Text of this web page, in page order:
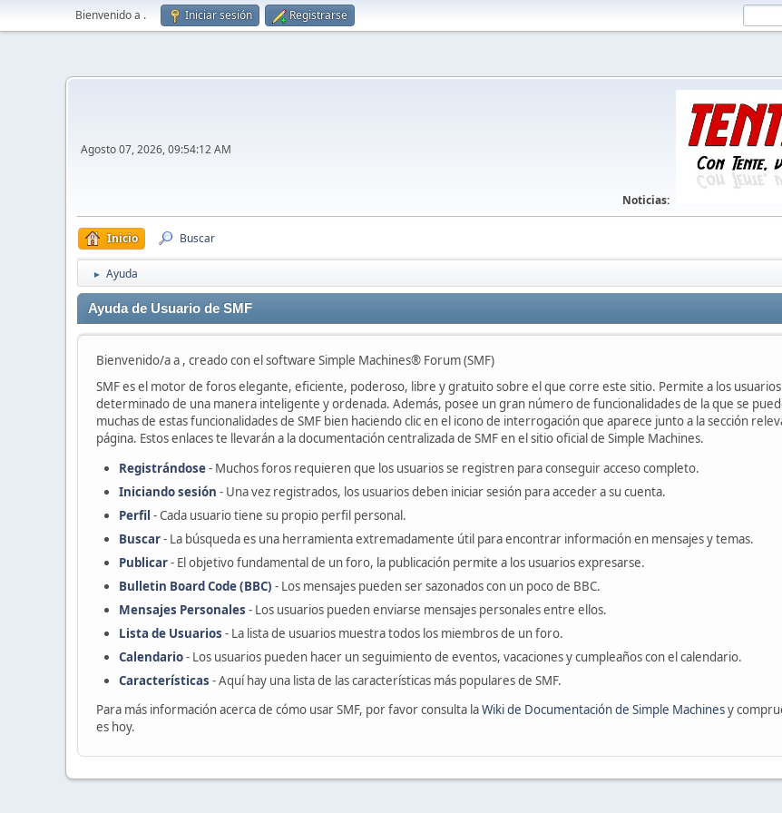
Bienvenido a . Iniciar sesión Registrarse
Agosto 07, 2026, 09:54:12 AM
Noticias:
Inicio Buscar
► Ayuda
Ayuda de Usuario de SMF
Bienvenido/a a , creado con el software Simple Machines® Forum (SMF)
SMF es el motor de foros elegante, eficiente, poderoso, libre y gratuito sobre el que corre este sitio. Permite a los
determinado de una manera inteligente y ordenada. Además, posee un gran número de funcionalidades de la que se
muchas de estas funcionalidades de SMF bien haciendo clic en el icono de interrogación que aparece junto a la sección
página. Estos enlaces te llevarán a la documentación centralizada de SMF en el sitio oficial de Simple Machines.
Registrándose- Muchos foros requieren que los usuarios se registren para conseguir acceso completo.
Iniciando sesión - Una vez registrados, los usuarios deben iniciar sesión para acceder a su cuenta.
Perfil - Cada usuario tiene su propio perfil personal.
Buscar- La búsqueda es una herramienta extremadamente útil para encontrar información en mensajes y temas.
Publicar- El objetivo fundamental de un foro, la publicación permite a los usuarios expresarse.
Bulletin Board Code (BBC) - Los mensajes pueden ser sazonados con un poco de BBC.
Mensajes Personales - Los usuarios pueden enviarse mensajes personales entre ellos.
Lista de Usuarios - La lista de usuarios muestra todos los miembros de un foro.
Calendario- Los usuarios pueden hacer un seguimiento de eventos, vacaciones y cumpleaños con el calendario.
Características - Aquí hay una lista de las características más populares de SMF.
Para más información acerca de cómo usar SMF, por favor consulta laWiki de Documentación de Simple Machinesy
es hoy.